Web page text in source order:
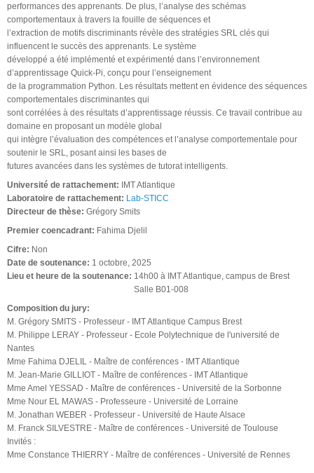
performances des apprenants. De plus, l’analyse des schémas
comportementaux à travers la fouille de séquences et
l’extraction de motifs discriminants révèle des stratégies SRL clés qui
influencent le succès des apprenants. Le système
développé a été implémenté et expérimenté dans l’environnement
d’apprentissage Quick-Pi, conçu pour l’enseignement
de la programmation Python. Les résultats mettent en évidence des séquences
comportementales discriminantes qui
sont corrélées à des résultats d’apprentissage réussis. Ce travail contribue au
domaine en proposant un modèle global
qui intègre l’évaluation des compétences et l’analyse comportementale pour
soutenir le SRL, posant ainsi les bases de
futures avancées dans les systèmes de tutorat intelligents.
Université de rattachement: IMT Atlantique
Laboratoire de rattachement: Lab-STICC
Directeur de thèse: Grégory Smits
Premier coencadrant: Fahima Djelil
Cifre: Non
Date de soutenance: 1 octobre, 2025
Lieu et heure de la soutenance: 14h00 à IMT Atlantique, campus de Brest
Salle B01-008
Composition du jury:
M. Grégory SMITS - Professeur - IMT Atlantique Campus Brest
M. Philippe LERAY - Professeur - Ecole Polytechnique de l'université de
Nantes
Mme Fahima DJELIL - Maître de conférences - IMT Atlantique
M. Jean-Marie GILLIOT - Maître de conférences - IMT Atlantique
Mme Amel YESSAD - Maître de conférences - Université de la Sorbonne
Mme Nour EL MAWAS - Professeure - Université de Lorraine
M. Jonathan WEBER - Professeur - Université de Haute Alsace
M. Franck SILVESTRE - Maître de conférences - Université de Toulouse
Invités :
Mme Constance THIERRY - Maître de conférences - Université de Rennes